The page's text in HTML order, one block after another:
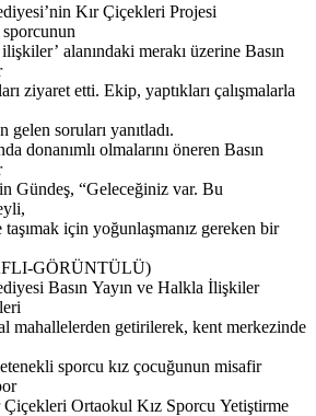
Kır Çiçekleri Projesi
ilişkiler’ alanındaki merakı üzerine Basın
ziyaret etti. Ekip, yaptıkları çalışmalarla
soruları yanıtladı.
donanımlı olmalarını öneren Basın
Gündeş, “Geleceğiniz var. Bu
için yoğunlaşmanız gereken bir
GÖRÜNTÜLÜ)
Basın Yayın ve Halkla İlişkiler
mahallelerden getirilerek, kent merkezinde
sporcu kız çocuğunun misafir
Çiçekleri Ortaokul Kız Sporcu Yetiştirme